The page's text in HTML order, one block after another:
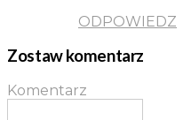
ODPOWIEDZ
Zostaw komentarz
Komentarz